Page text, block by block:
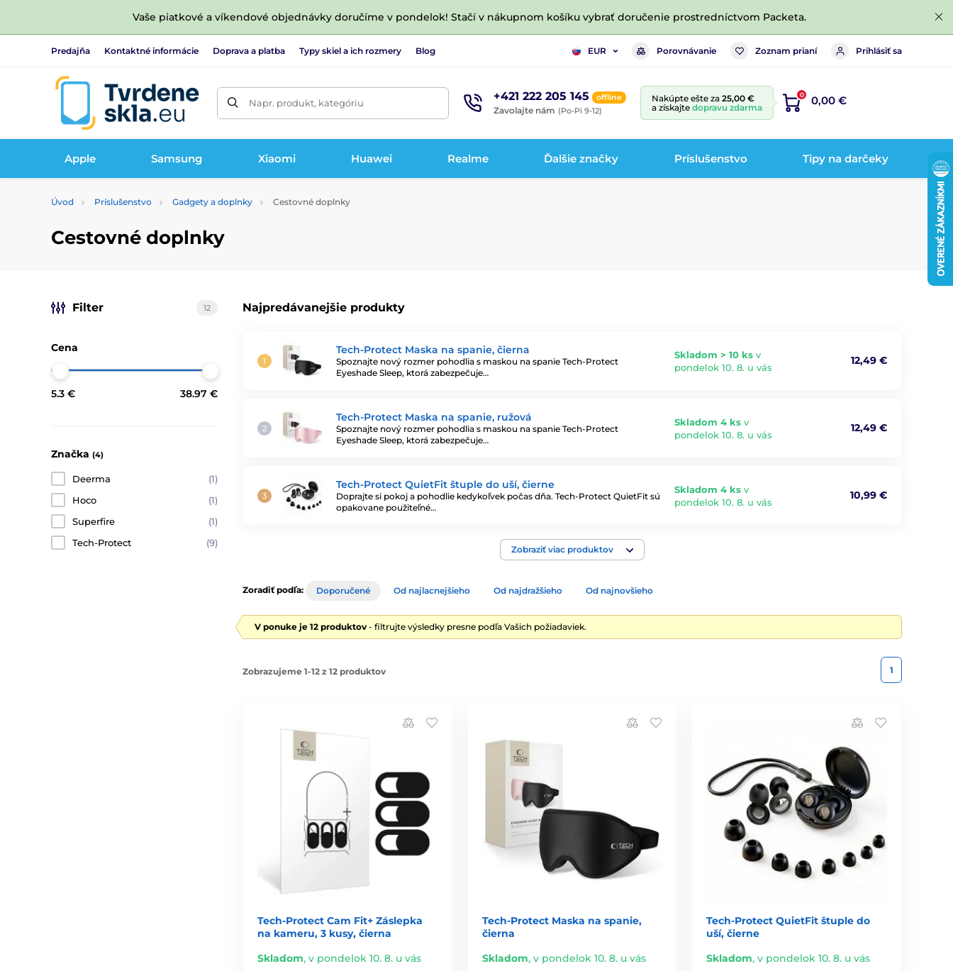
Vaše piatkové a víkendové objednávky doručíme v pondelok! Stačí v nákupnom košíku vybrať doručenie prostredníctvom Packeta.
Predajňa Kontaktné informácie Doprava a platba Typy skiel a ich rozmery Blog EUR Porovnávanie Zoznam prianí Prihlásiť sa
Napr. produkt, kategóriu +421 222 205 145 offline
Zavolajte nám (Po-Pi 9-12)
Nakúpte ešte za 25,00 €
a získajte dopravu zdarma
0 0,00 €
Apple Samsung Xiaomi Huawei Realme Ďalšie značky Príslušenstvo Tipy na darčeky
Úvod Príslušenstvo Gadgety a doplnky Cestovné doplnky
Cestovné doplnky
Najpredávanejšie produkty
Tech-Protect Maska na spanie, čierna
Spoznajte nový rozmer pohodlia s maskou na spanie Tech-Protect
Eyeshade Sleep, ktorá zabezpečuje…
Skladom > 10 ks v
pondelok 10. 8. u vás
12,49 €
Tech-Protect Maska na spanie, ružová
Spoznajte nový rozmer pohodlia s maskou na spanie Tech-Protect
Eyeshade Sleep, ktorá zabezpečuje…
Skladom 4 ks v
pondelok 10. 8. u vás
12,49 €
Tech-Protect QuietFit štuple do uší, čierne
Doprajte si pokoj a pohodlie kedykoľvek počas dňa. Tech-Protect QuietFit sú
opakovane použiteľné…
Skladom 4 ks v
pondelok 10. 8. u vás
10,99 €
Zobraziť viac produktov
Filter 12
Cena
5.3 € 38.97 €
Značka (4)
Deerma
(1)
Hoco
(1)
Superfire
(1)
Tech-Protect
(9)
Zoradiť podľa: Doporučené Od najlacnejšieho Od najdražšieho Od najnovšieho
V ponuke je 12 produktov - filtrujte výsledky presne podľa Vašich požiadaviek.
Zobrazujeme 1-12 z 12 produktov 1
Tech-Protect Cam Fit+ Záslepka
na kameru, 3 kusy, čierna
Skladom, v pondelok 10. 8. u vás
Tech-Protect Maska na spanie,
čierna
Skladom, v pondelok 10. 8. u vás
Tech-Protect QuietFit štuple do
uší, čierne
Skladom,v pondelok 10. 8. u vás